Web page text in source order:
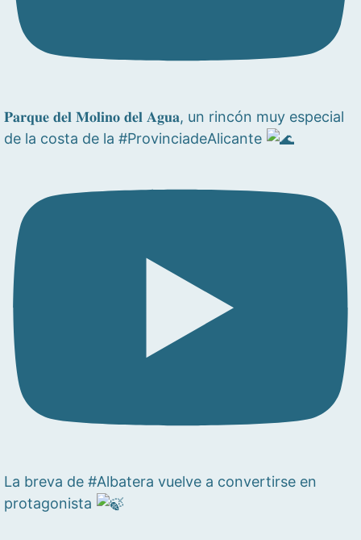
𝐏𝐚𝐫𝐪𝐮𝐞 𝐝𝐞𝐥 𝐌𝐨𝐥𝐢𝐧𝐨 𝐝𝐞𝐥 𝐀𝐠𝐮𝐚, un rincón muy especial
de la costa de la #ProvinciadeAlicante
La breva de #Albatera vuelve a convertirse en
protagonista